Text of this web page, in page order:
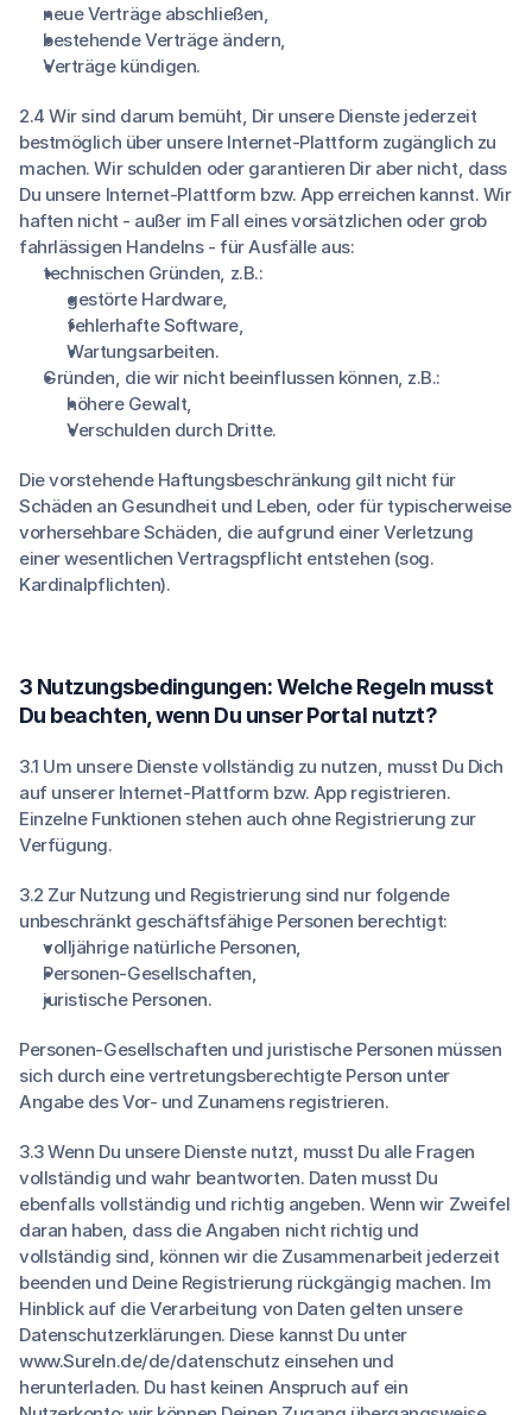
neue Verträge abschließen,
bestehende Verträge ändern,
Verträge kündigen.
2.4 Wir sind darum bemüht, Dir unsere Dienste jederzeit
bestmöglich über unsere Internet-Plattform zugänglich zu
machen. Wir schulden oder garantieren Dir aber nicht, dass
Du unsere Internet-Plattform bzw. App erreichen kannst. Wir
haften nicht - außer im Fall eines vorsätzlichen oder grob
fahrlässigen Handelns - für Ausfälle aus:
technischen Gründen, z.B.:
gestörte Hardware,
fehlerhafte Software,
Wartungsarbeiten.
Gründen, die wir nicht beeinflussen können, z.B.:
höhere Gewalt,
Verschulden durch Dritte.
Die vorstehende Haftungsbeschränkung gilt nicht für
Schäden an Gesundheit und Leben, oder für typischerweise
vorhersehbare Schäden, die aufgrund einer Verletzung
einer wesentlichen Vertragspflicht entstehen (sog.
Kardinalpflichten).
3 Nutzungsbedingungen: Welche Regeln musst
Du beachten, wenn Du unser Portal nutzt?
3.1 Um unsere Dienste vollständig zu nutzen, musst Du Dich
auf unserer Internet-Plattform bzw. App registrieren.
Einzelne Funktionen stehen auch ohne Registrierung zur
Verfügung.
3.2 Zur Nutzung und Registrierung sind nur folgende
unbeschränkt geschäftsfähige Personen berechtigt:
volljährige natürliche Personen,
Personen-Gesellschaften,
juristische Personen.
Personen-Gesellschaften und juristische Personen müssen
sich durch eine vertretungsberechtigte Person unter
Angabe des Vor- und Zunamens registrieren.
3.3 Wenn Du unsere Dienste nutzt, musst Du alle Fragen
vollständig und wahr beantworten. Daten musst Du
ebenfalls vollständig und richtig angeben. Wenn wir Zweifel
daran haben, dass die Angaben nicht richtig und
vollständig sind, können wir die Zusammenarbeit jederzeit
beenden und Deine Registrierung rückgängig machen. Im
Hinblick auf die Verarbeitung von Daten gelten unsere
Datenschutzerklärungen. Diese kannst Du unter
www.SureIn.de/de/datenschutz einsehen und
herunterladen. Du hast keinen Anspruch auf ein